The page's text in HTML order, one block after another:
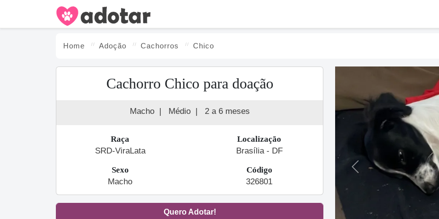
Home Adoção Cachorros Chico
Cachorro Chico para doação
Macho | Médio | 2 a 6 meses
Raça
SRD-ViraLata
Localização
Brasília - DF
Sexo
Macho
Código
326801
Quero Adotar!
Previous